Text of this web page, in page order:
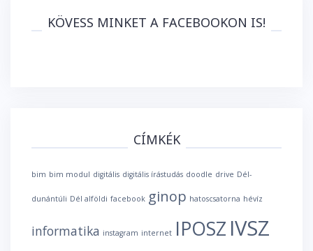
KÖVESS MINKET A FACEBOOKON IS!
CÍMKÉK
bim bim modul digitális digitális írástudás doodle drive Dél-
dunántúli Dél alföldi facebook ginop hatoscsatorna hévíz
informatika instagram internet IPOSZ IVSZ